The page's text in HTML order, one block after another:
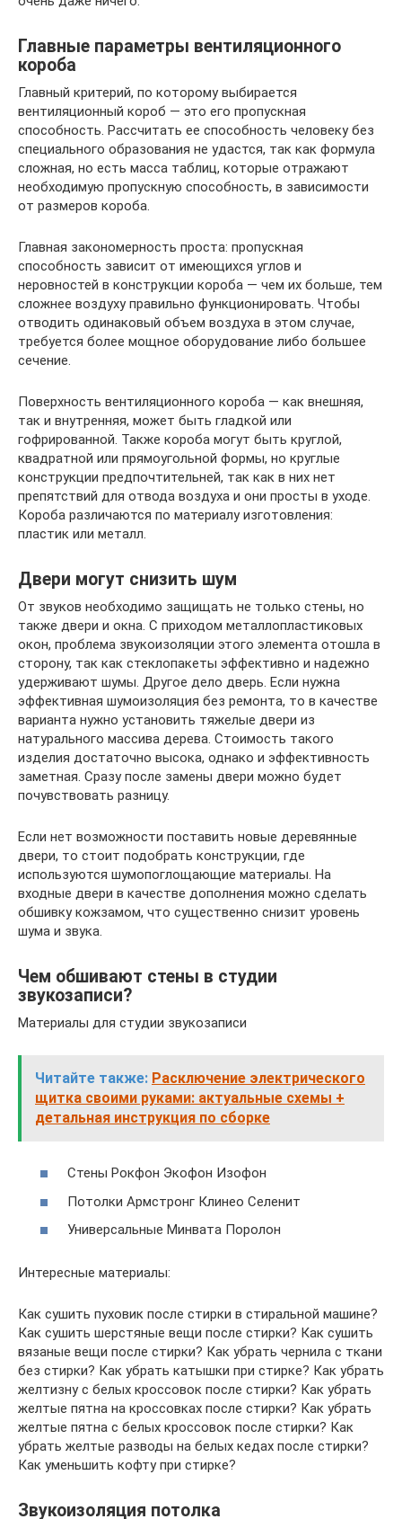
Главные параметры вентиляционного
короба
Главный критерий, по которому выбирается
вентиляционный короб — это его пропускная
способность. Рассчитать ее способность человеку без
специального образования не удастся, так как формула
сложная, но есть масса таблиц, которые отражают
необходимую пропускную способность, в зависимости
от размеров короба.
Главная закономерность проста: пропускная
способность зависит от имеющихся углов и
неровностей в конструкции короба — чем их больше, тем
сложнее воздуху правильно функционировать. Чтобы
отводить одинаковый объем воздуха в этом случае,
требуется более мощное оборудование либо большее
сечение.
Поверхность вентиляционного короба — как внешняя,
так и внутренняя, может быть гладкой или
гофрированной. Также короба могут быть круглой,
квадратной или прямоугольной формы, но круглые
конструкции предпочтительней, так как в них нет
препятствий для отвода воздуха и они просты в уходе.
Короба различаются по материалу изготовления:
пластик или металл.
Двери могут снизить шум
От звуков необходимо защищать не только стены, но
также двери и окна. С приходом металлопластиковых
окон, проблема звукоизоляции этого элемента отошла в
сторону, так как стеклопакеты эффективно и надежно
удерживают шумы. Другое дело дверь. Если нужна
эффективная шумоизоляция без ремонта, то в качестве
варианта нужно установить тяжелые двери из
натурального массива дерева. Стоимость такого
изделия достаточно высока, однако и эффективность
заметная. Сразу после замены двери можно будет
почувствовать разницу.
Если нет возможности поставить новые деревянные
двери, то стоит подобрать конструкции, где
используются шумопоглощающие материалы. На
входные двери в качестве дополнения можно сделать
обшивку кожзамом, что существенно снизит уровень
шума и звука.
Чем обшивают стены в студии
звукозаписи?
Материалы для студии звукозаписи
Читайте также: Расключение электрического
щитка своими руками: актуальные схемы +
детальная инструкция по сборке
Стены Рокфон Экофон Изофон
Потолки Армстронг Клинео Селенит
Универсальные Минвата Поролон
Интересные материалы:
Как сушить пуховик после стирки в стиральной машине?
Как сушить шерстяные вещи после стирки? Как сушить
вязаные вещи после стирки? Как убрать чернила с ткани
без стирки? Как убрать катышки при стирке? Как убрать
желтизну с белых кроссовок после стирки? Как убрать
желтые пятна на кроссовках после стирки? Как убрать
желтые пятна с белых кроссовок после стирки? Как
убрать желтые разводы на белых кедах после стирки?
Как уменьшить кофту при стирке?
Звукоизоляция потолка